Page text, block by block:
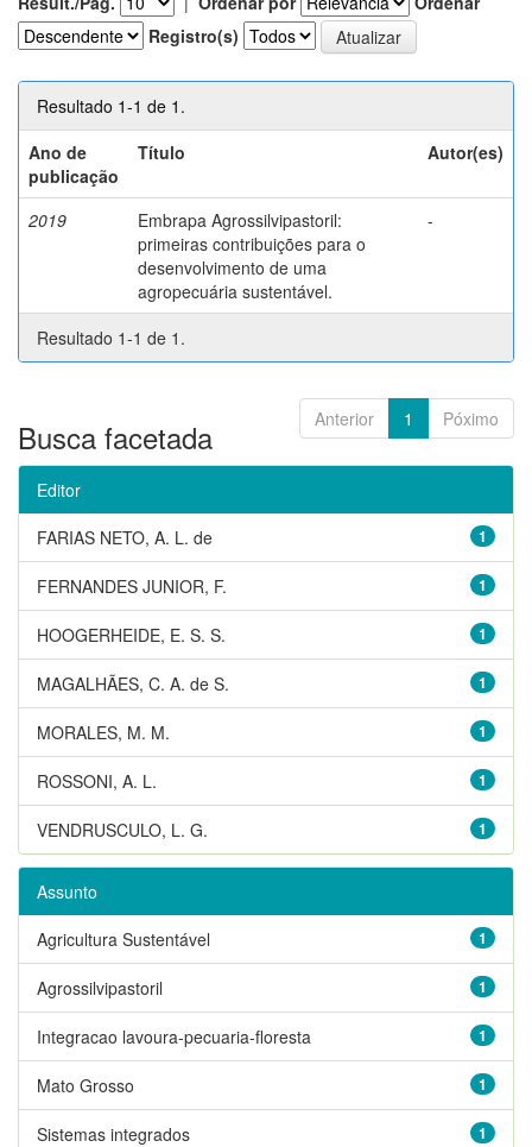
Registro(s)
Resultado 1-1 de 1.
Ano de
publicação
Título Autor(es)
2019
Embrapa Agrossilvipastoril:
primeiras contribuições para o
desenvolvimento de uma
agropecuária sustentável.
-
Resultado 1-1 de 1.
Anterior 1 Póximo
Busca facetada
Editor
1
FARIAS NETO, A. L. de
1
FERNANDES JUNIOR, F.
1
HOOGERHEIDE, E. S. S.
1
MAGALHÃES, C. A. de S.
1
MORALES, M. M.
1
ROSSONI, A. L.
1
VENDRUSCULO, L. G.
Assunto
1
Agricultura Sustentável
1
Agrossilvipastoril
1
Integracao lavoura-pecuaria-floresta
1
Mato Grosso
1
Sistemas integrados